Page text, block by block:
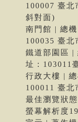
100007 臺北
斜對面)
南門館 | 總
100035 臺北
鐵道部園區 |
址：103011
行政大樓 |
100011 臺北
最佳瀏覽狀
螢幕解析度